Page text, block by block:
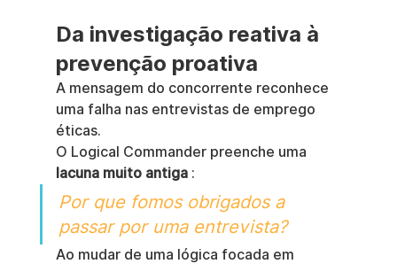
Da investigação reativa à
prevenção proativa
A mensagem do concorrente reconhece
uma falha nas entrevistas de emprego
éticas.
O Logical Commander preenche uma
lacuna muito antiga :
Por que fomos obrigados a
passar por uma entrevista?
Ao mudar de uma lógica focada em